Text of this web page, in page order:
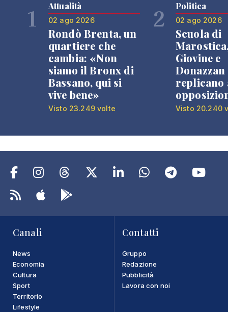
1 Attualità
02 ago 2026
Rondò Brenta, un
quartiere che
cambia: «Non
siamo il Bronx di
Bassano, qui si
vive bene»
Visto 23.249 volte
2 Politica
02 ago 2026
Scuola di
Giovine e
Donazzan
replicano
Visto 20.240
Canali
News
Economia
Cultura
Sport
Territorio
Lifestyle
Contatti
Gruppo
Redazione
Pubblicità
Lavora con noi